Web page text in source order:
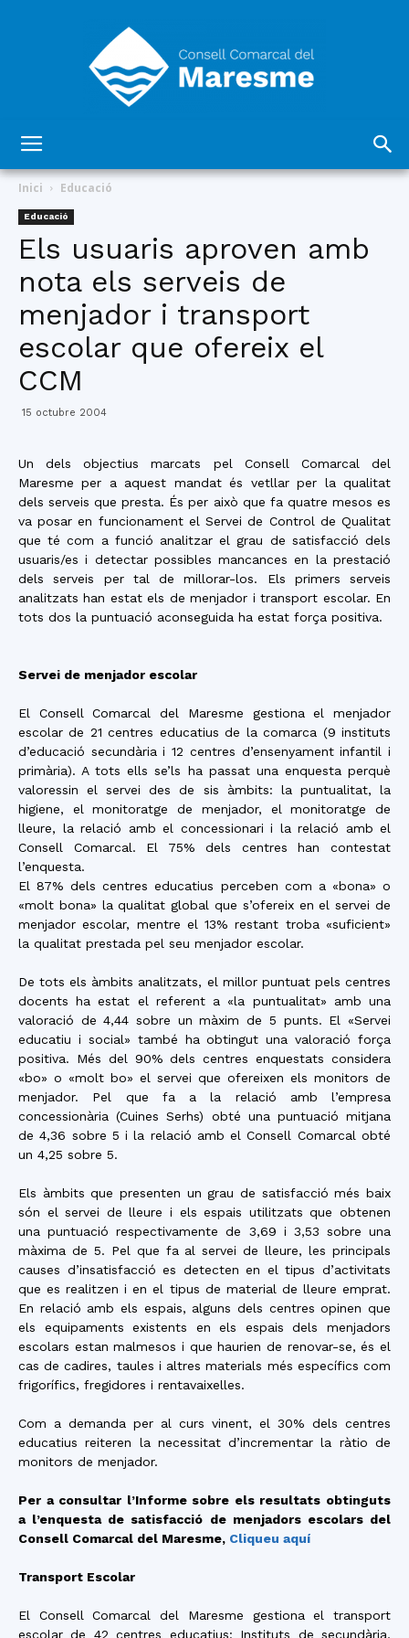
Comarcal
del
Inici Educació
Educació
Els usuaris aproven amb
nota els serveis de
menjador i transport
escolar que ofereix el
CCM
15 octubre 2004
Un dels objectius marcats pel Consell Comarcal del
Maresme per a aquest mandat és vetllar per la qualitat
dels serveis que presta. És per això que fa quatre mesos es
va posar en funcionament el Servei de Control de Qualitat
que té com a funció analitzar el grau de satisfacció dels
usuaris/es i detectar possibles mancances en la prestació
dels serveis per tal de millorar-los. Els primers serveis
analitzats han estat els de menjador i transport escolar. En
tots dos la puntuació aconseguida ha estat força positiva.
Servei de menjador escolar
El Consell Comarcal del Maresme gestiona el menjador
escolar de 21 centres educatius de la comarca (9 instituts
d’educació secundària i 12 centres d’ensenyament infantil i
primària). A tots ells se’ls ha passat una enquesta perquè
valoressin el servei des de sis àmbits: la puntualitat, la
higiene, el monitoratge de menjador, el monitoratge de
lleure, la relació amb el concessionari i la relació amb el
Consell Comarcal. El 75% dels centres han contestat
l’enquesta.
El 87% dels centres educatius perceben com a «bona» o
«molt bona» la qualitat global que s’ofereix en el servei de
menjador escolar, mentre el 13% restant troba «suficient»
la qualitat prestada pel seu menjador escolar.
De tots els àmbits analitzats, el millor puntuat pels centres
docents ha estat el referent a «la puntualitat» amb una
valoració de 4,44 sobre un màxim de 5 punts. El «Servei
educatiu i social» també ha obtingut una valoració força
positiva. Més del 90% dels centres enquestats considera
«bo» o «molt bo» el servei que ofereixen els monitors de
menjador. Pel que fa a la relació amb l’empresa
concessionària (Cuines Serhs) obté una puntuació mitjana
de 4,36 sobre 5 i la relació amb el Consell Comarcal obté
un 4,25 sobre 5.
Els àmbits que presenten un grau de satisfacció més baix
són el servei de lleure i els espais utilitzats que obtenen
una puntuació respectivamente de 3,69 i 3,53 sobre una
màxima de 5. Pel que fa al servei de lleure, les principals
causes d’insatisfacció es detecten en el tipus d’activitats
que es realitzen i en el tipus de material de lleure emprat.
En relació amb els espais, alguns dels centres opinen que
els equipaments existents en els espais dels menjadors
escolars estan malmesos i que haurien de renovar-se, és el
cas de cadires, taules i altres materials més específics com
frigorífics, fregidores i rentavaixelles.
Com a demanda per al curs vinent, el 30% dels centres
educatius reiteren la necessitat d’incrementar la ràtio de
monitors de menjador.
Per a consultar l’Informe sobre els resultats obtinguts
a l’enquesta de satisfacció de menjadors escolars del
Consell Comarcal del Maresme, Cliqueu aquí
Transport Escolar
El Consell Comarcal del Maresme gestiona el transport
escolar de 42 centres educatius: Instituts de secundària,